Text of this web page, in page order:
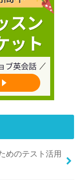
めのテスト活用